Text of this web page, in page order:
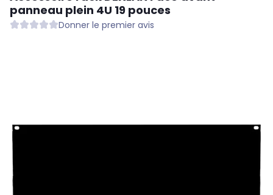
panneau plein 4U 19 pouces
Donner le premier avis